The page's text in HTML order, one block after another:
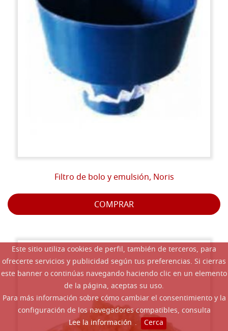
Este sitio utiliza cookies de perfil, también de terceros, para
ofrecerte servicios y publicidad según tus preferencias. Si cierras
este banner o continúas navegando haciendo clic en un elemento
de la página, aceptas su uso.
Para más información sobre cómo cambiar el consentimiento y la
configuración de los navegadores compatibles, consulta
Lee la información . Cerca
Filtro de bolo y emulsión, Noris
COMPRAR